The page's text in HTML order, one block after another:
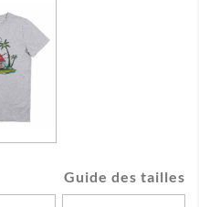
Guide des tailles